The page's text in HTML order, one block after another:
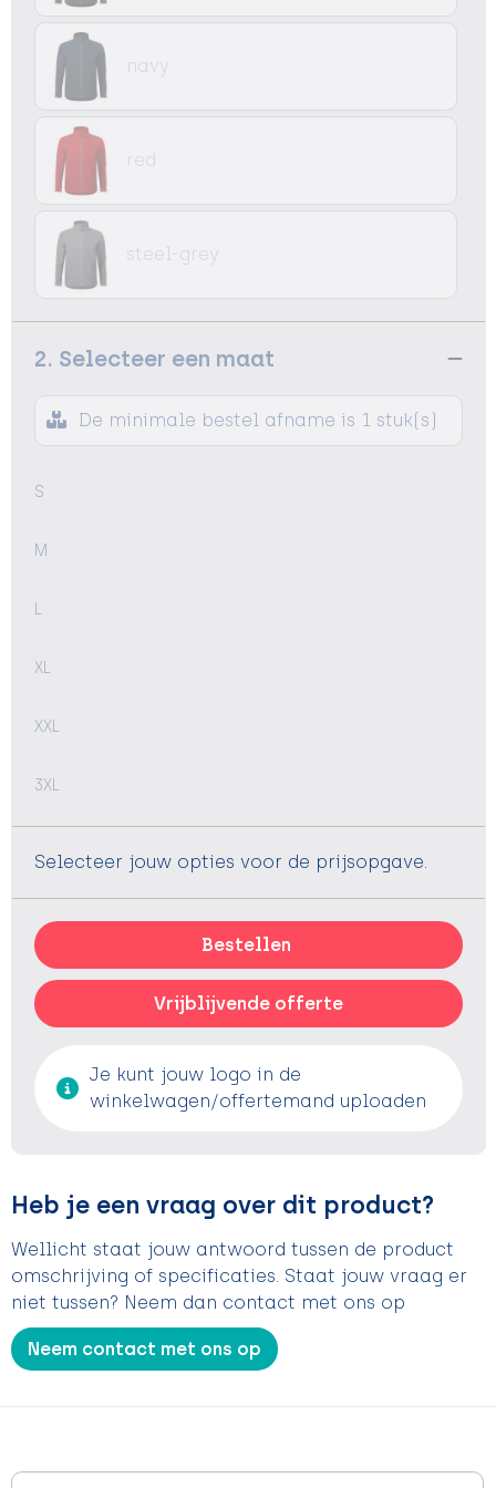
navy
red
steel-grey
2. Selecteer een maat
De minimale bestel afname is 1 stuk(s)
S
M
L
XL
XXL
3XL
Selecteer jouw opties voor de prijsopgave.
Bestellen
Vrijblijvende offerte
Je kunt jouw logo in de
winkelwagen/offertemand uploaden
Heb je een vraag over dit product?
Wellicht staat jouw antwoord tussen de product
omschrijving of specificaties. Staat jouw vraag er
niet tussen? Neem dan contact met ons op
Neem contact met ons op